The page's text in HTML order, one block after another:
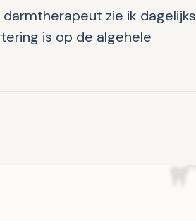
zie ik dagelijks
is op de algehele